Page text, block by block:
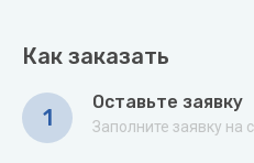
Как заказать
1
Оставьте заявку
Заполните заявку на